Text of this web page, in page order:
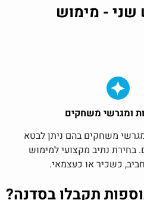
- מימוש
ומגרשי משחקים
משחקים בהם ניתן לבטא
נתיב מקצועי למימוש
כשכיר או כעצמאי.
תקבלו בסדנה?